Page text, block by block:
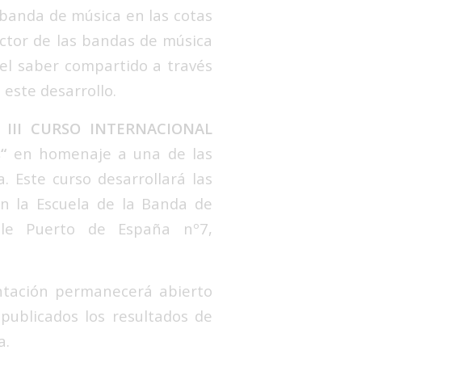
de música en las cotas
de las bandas de música
saber compartido a través
este desarrollo.
III CURSO INTERNACIONAL
en homenaje a una de las
Este curso desarrollará las
la Escuela de la Banda de
Puerto de España nº7,
permanecerá abierto
los resultados de